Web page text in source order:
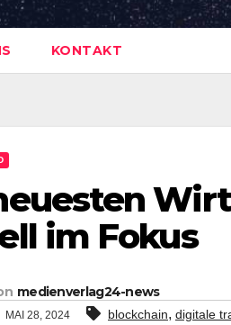
KONTAKT
im Fokus
medienverlag24-news
MAI 28, 2024 blockchain, digitale